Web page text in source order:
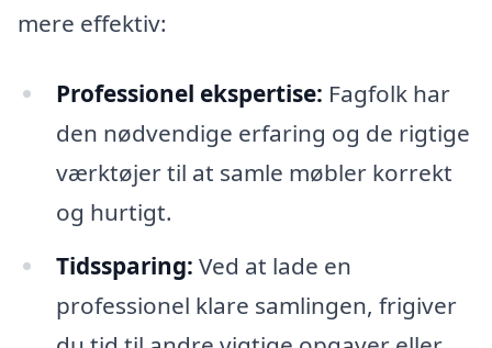
mere effektiv:
Professionel ekspertise: Fagfolk har
den nødvendige erfaring og de rigtige
værktøjer til at samle møbler korrekt
og hurtigt.
Tidssparing: Ved at lade en
professionel klare samlingen, frigiver